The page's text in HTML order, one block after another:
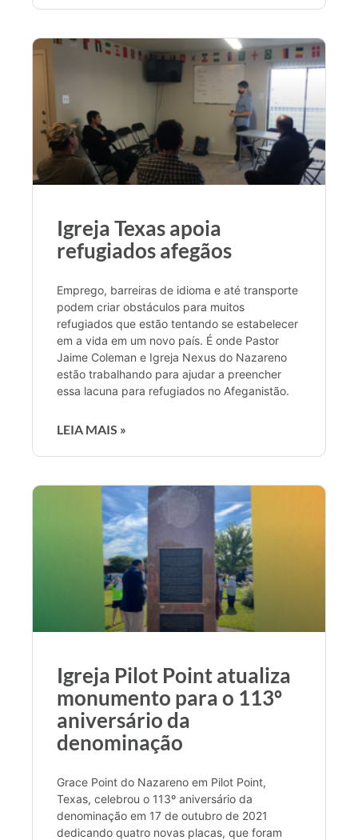
Igreja Texas apoia
refugiados afegãos
Emprego, barreiras de idioma e até transporte
podem criar obstáculos para muitos
refugiados que estão tentando se estabelecer
em a vida em um novo país. É onde Pastor
Jaime Coleman e Igreja Nexus do Nazareno
estão trabalhando para ajudar a preencher
essa lacuna para refugiados no Afeganistão.
LEIA MAIS »
Igreja Pilot Point atualiza
monumento para o 113º
aniversário da
denominação
Grace Point do Nazareno em Pilot Point,
Texas, celebrou o 113º aniversário da
denominação em 17 de outubro de 2021
dedicando quatro novas placas, que foram